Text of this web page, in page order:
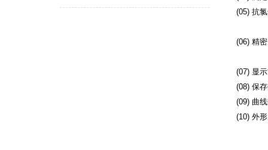
(05) 抗
(06) 精
(07) 显
(08) 保
(09) 曲
(10) 外